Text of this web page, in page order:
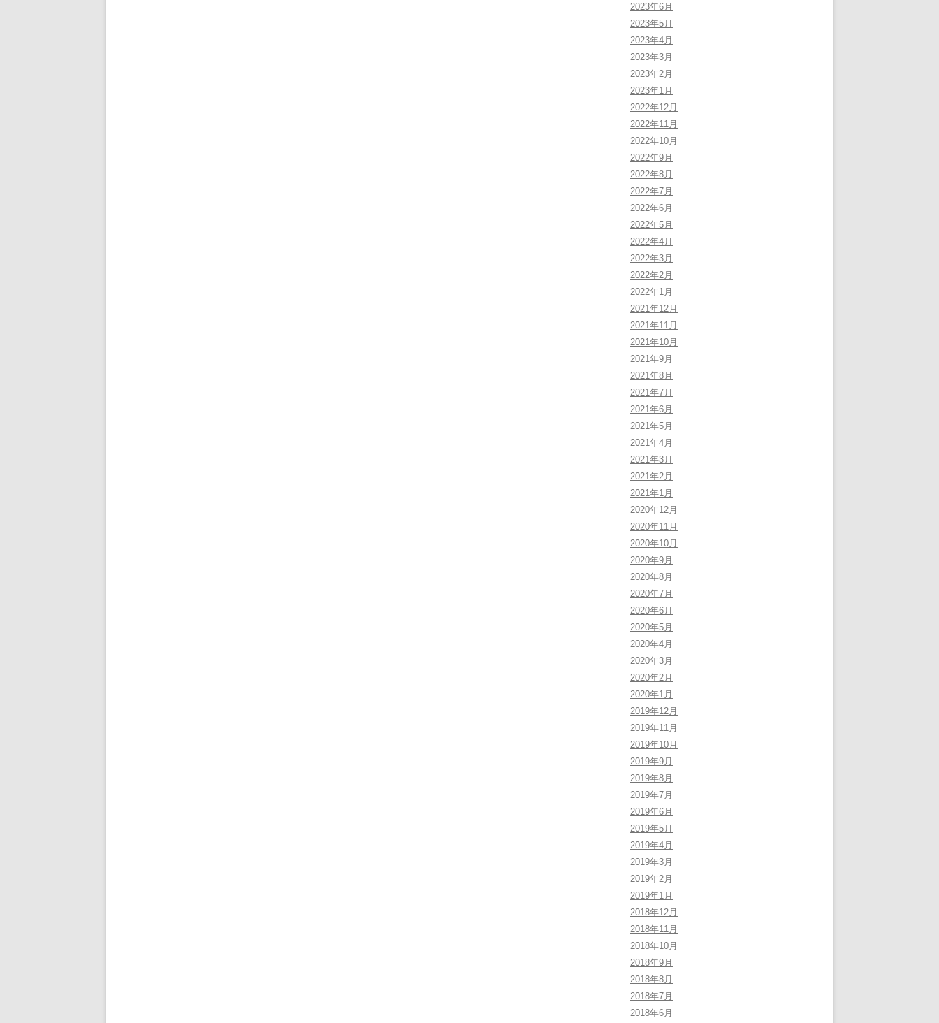
2023年6月
2023年5月
2023年4月
2023年3月
2023年2月
2023年1月
2022年12月
2022年11月
2022年10月
2022年9月
2022年8月
2022年7月
2022年6月
2022年5月
2022年4月
2022年3月
2022年2月
2022年1月
2021年12月
2021年11月
2021年10月
2021年9月
2021年8月
2021年7月
2021年6月
2021年5月
2021年4月
2021年3月
2021年2月
2021年1月
2020年12月
2020年11月
2020年10月
2020年9月
2020年8月
2020年7月
2020年6月
2020年5月
2020年4月
2020年3月
2020年2月
2020年1月
2019年12月
2019年11月
2019年10月
2019年9月
2019年8月
2019年7月
2019年6月
2019年5月
2019年4月
2019年3月
2019年2月
2019年1月
2018年12月
2018年11月
2018年10月
2018年9月
2018年8月
2018年7月
2018年6月